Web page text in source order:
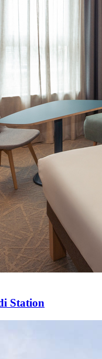
Station